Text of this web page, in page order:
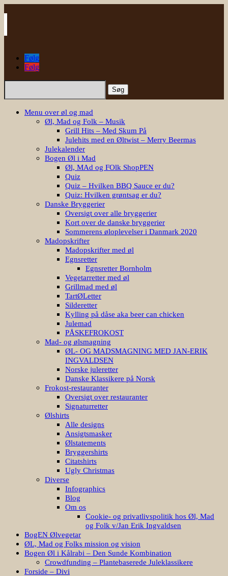
Følg
Følg
Søg
Menu over øl og mad
Øl, Mad og Folk – Musik
Grill Hits – Med Skum På
Julehits med en Øltwist – Merry Beermas
Julekalender
Bogen Øl i Mad
Øl, MAd og FOlk ShopPEN
Quiz
Quiz – Hvilken BBQ Sauce er du?
Quiz: Hvilken grøntsag er du?
Danske Bryggerier
Oversigt over alle bryggerier
Kort over de danske bryggerier
Sommerens øloplevelser i Danmark 2020
Madopskrifter
Madopskrifter med øl
Egnsretter
Egnsretter Bornholm
Vegetarretter med øl
Grillmad med øl
TartØLetter
Silderetter
Kylling på dåse aka beer can chicken
Julemad
PÅSKEFROKOST
Mad- og ølsmagning
ØL- OG MADSMAGNING MED JAN-ERIK
INGVALDSEN
Norske juleretter
Danske Klassikere på Norsk
Frokost-restauranter
Oversigt over restauranter
Signaturretter
Ølshirts
Alle designs
Ansigtsmasker
Ølstatements
Bryggershirts
Citatshirts
Ugly Christmas
Diverse
Infographics
Blog
Om os
Cookie- og privatlivspolitik hos Øl, Mad
og Folk v/Jan Erik Ingvaldsen
BogEN Ølvegetar
ØL, Mad og Folks mission og vision
Bogen Øl i Kålrabi – Den Sunde Kombination
Crowdfunding – Plantebaserede Juleklassikere
Forside – Divi